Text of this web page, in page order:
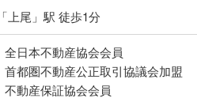
上尾」駅 徒歩1分
全日本不動産協会会員
首都圏不動産公正取引協議会加盟
不動産保証協会会員